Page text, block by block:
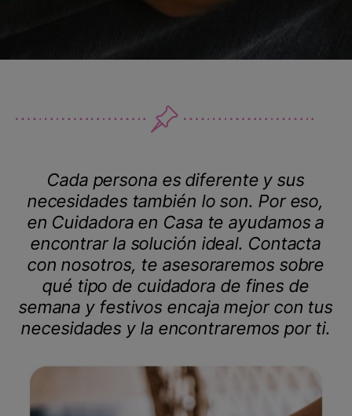
Cada persona es diferente y sus
necesidades también lo son. Por eso,
en Cuidadora en Casa te ayudamos a
encontrar la solución ideal. Contacta
con nosotros, te asesoraremos sobre
qué tipo de cuidadora de fines de
semana y festivos encaja mejor con tus
necesidades y la encontraremos por ti.